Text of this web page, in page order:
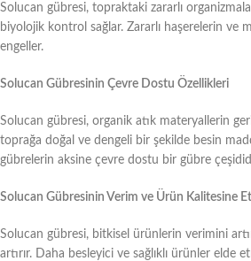
Solucan gübresi, topraktaki zararlı
biyolojik kontrol sağlar. Zararlı haşerelerin ve
engeller.
Solucan Gübresinin Çevre Dostu Özellikleri
Solucan gübresi, organik atık materyallerin
toprağa doğal ve dengeli bir şekilde besin
gübrelerin aksine çevre dostu bir gübre
Solucan Gübresinin Verim ve Ürün Kalitesine
Solucan gübresi, bitkisel ürünlerin verimini
artırır. Daha besleyici ve sağlıklı ürünler elde